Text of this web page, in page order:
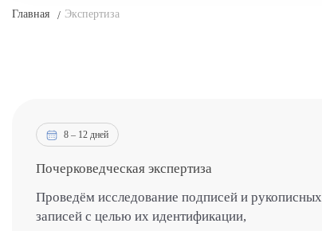
Главная / Экспертиза
8 – 12 дней
Почерковедческая экспертиза
Проведём исследование подписей и рукописных
записей с целью их идентификации,